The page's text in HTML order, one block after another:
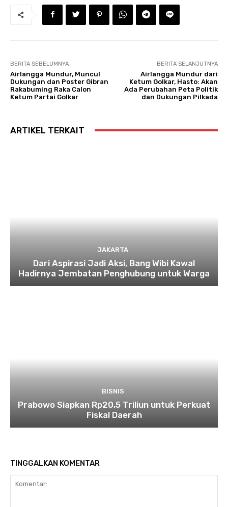
BERITA SEBELUMNYA
Airlangga Mundur, Muncul
Dukungan dan Poster Gibran
Rakabuming Raka Calon
Ketum Partai Golkar
BERITA SELANJUTNYA
Airlangga Mundur dari
Ketum Golkar, Hasto: Akan
Ada Perubahan Peta Politik
dan Dukungan Pilkada
ARTIKEL TERKAIT
JAKARTA
Dari Aspirasi Jadi Aksi, Bang Wibi Kawal
Hadirnya Jembatan Penghubung untuk Warga
BISNIS
Prabowo Siapkan Rp20,5 Triliun untuk Perkuat
Fiskal Daerah
TINGGALKAN KOMENTAR